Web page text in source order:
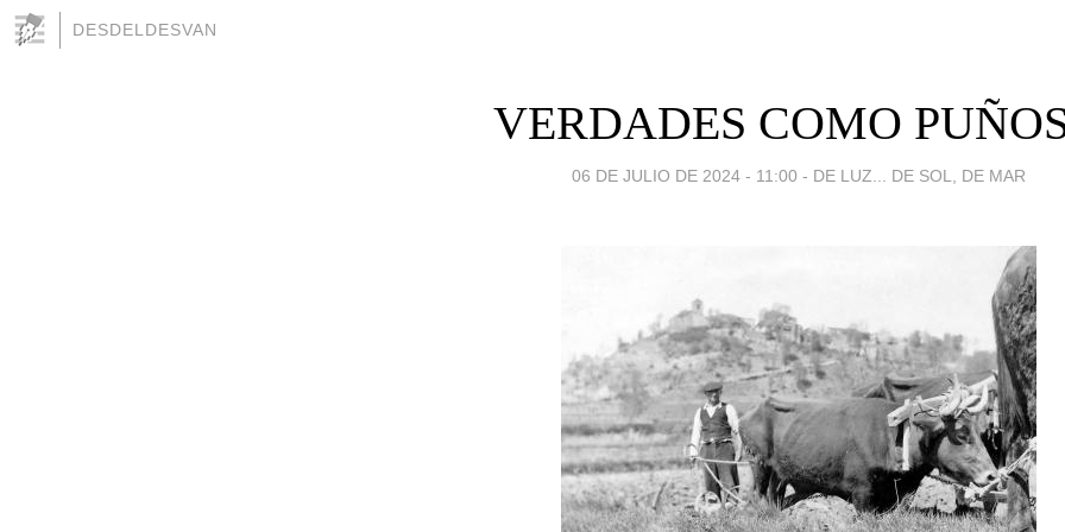
DESDELDESVAN
VERDADES COMO
06 DE JULIO DE 2024 - 11:00 - DE LUZ... DE SOL, DE MAR